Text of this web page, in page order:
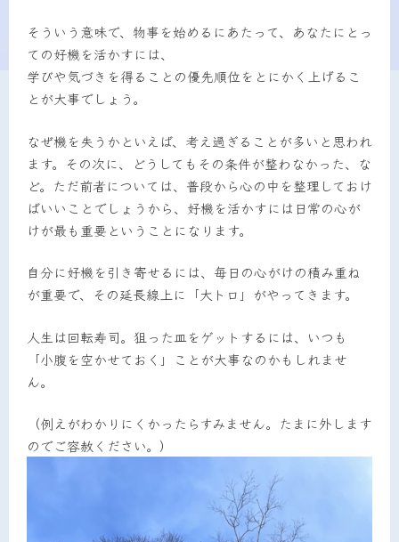
そういう意味で、物事を始めるにあたって、あなたにとっ
ての好機を活かすには、
学びや気づきを得ることの優先順位をとにかく上げるこ
とが大事でしょう。
なぜ機を失うかといえば、考え過ぎることが多いと思われ
ます。その次に、どうしてもその条件が整わなかった、な
ど。ただ前者については、普段から心の中を整理しておけ
ばいいことでしょうから、好機を活かすには日常の心が
けが最も重要ということになります。
自分に好機を引き寄せるには、毎日の心がけの積み重ね
が重要で、その延長線上に「大トロ」がやってきます。
人生は回転寿司。狙った皿をゲットするには、いつも
「小腹を空かせておく」ことが大事なのかもしれませ
ん。
（例えがわかりにくかったらすみません。たまに外します
のでご容赦ください。）